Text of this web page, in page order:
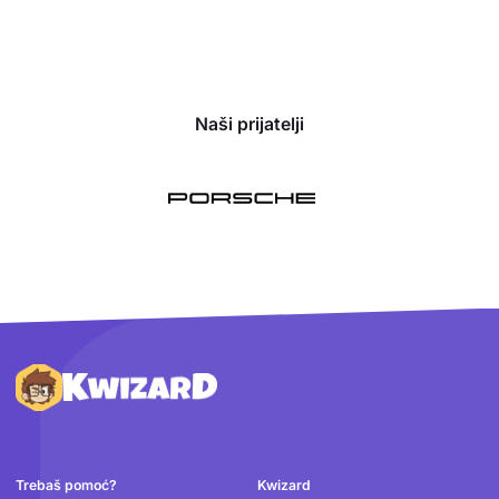
Naši prijatelji
Podnožje
Trebaš pomoć? Kwizard